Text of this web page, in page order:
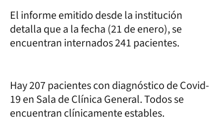
El informe emitido desde la institución
detalla que a la fecha (21 de enero), se
encuentran internados 241 pacientes.
Hay 207 pacientes con diagnóstico de Covid-
19 en Sala de Clínica General. Todos se
encuentran clínicamente estables.